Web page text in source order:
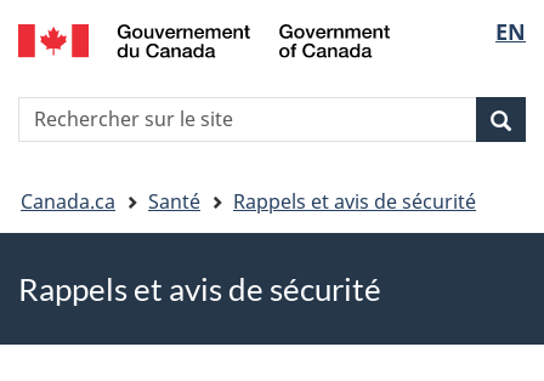
Skip
to
Skip
to
Passer
à
HTML
de
la
EN
Recherche
Vous
êtes
ici
Canada.ca Santé Rappels et avis de sécurité
Rappels et avis de sécurité